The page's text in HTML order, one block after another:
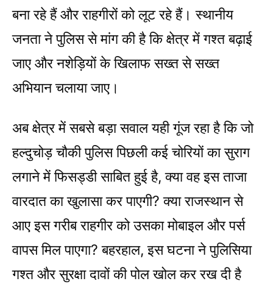
बना रहे हैं और राहगीरों को लूट रहे हैं। स्थानीय
जनता ने पुलिस से मांग की है कि क्षेत्र में गश्त बढ़ाई
जाए और नशेड़ियों के खिलाफ सख्त से सख्त
अभियान चलाया जाए।
अब क्षेत्र में सबसे बड़ा सवाल यही गूंज रहा है कि जो
हल्दुचोड़ चौकी पुलिस पिछली कई चोरियों का सुराग
लगाने में फिसड्डी साबित हुई है, क्या वह इस ताजा
वारदात का खुलासा कर पाएगी? क्या राजस्थान से
आए इस गरीब राहगीर को उसका मोबाइल और पर्स
वापस मिल पाएगा? बहरहाल, इस घटना ने पुलिसिया
गश्त और सुरक्षा दावों की पोल खोल कर रख दी है